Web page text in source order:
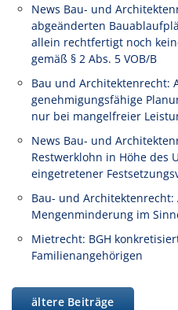
News Bau- und
abgeänderten
allein rechtfertigt noch
gemäß § 2 Abs. 5 VOB/B
Bau und Architektenrecht:
genehmigungsfähige
nur bei mangelfreier
News Bau- und
Restwerklohn in Höhe des
eingetretener
Bau- und
Mengenminderung im
Mietrecht: BGH
Familienangehörigen
ältere Beiträge